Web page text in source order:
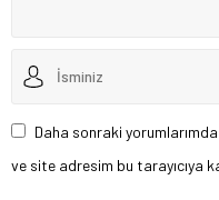
Daha sonraki
ve site adresim bu tarayıcıya